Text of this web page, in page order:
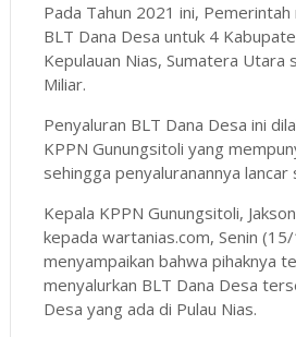
Pada Tahun 2021 ini, Pemerintah
BLT Dana Desa untuk 4
Kepulauan Nias, Sumatera Utara
Miliar.
Penyaluran BLT Dana Desa ini
KPPN Gunungsitoli yang
sehingga penyaluranannya
Kepala KPPN Gunungsitoli,
kepada wartanias.com, Senin
menyampaikan bahwa pihaknya
menyalurkan BLT Dana Desa
Desa yang ada di Pulau Nias.